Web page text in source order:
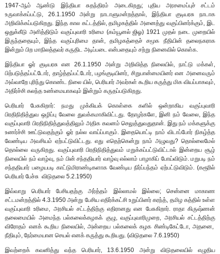
1947-ஆம் ஆண்டு இந்தியா சுதந்திரம் அடைகிறது; புதிய அரசமைப்புச் சட்டம்
உருவாக்கப்பட்டு, 26.1.1950 அன்று நாடாளுமன்றத்தால், இந்தியா குடியரசு நாடாக
அறிவிக்கப்படுகிறது. இந்த கால கட்டத்தில், தமிழகத்தில் அனைத்து வகுப்பினர்க்கும், இட
ஒதுக்கீடு அளித்திடும் வகுப்புவாரி உரிமை (கம்யூனல் ஜிஓ) 1921 முதல் நடை முறையில்
இருந்ததையும், இந்த வகுப்புரிமை தான், தமிழகத்தைச் சமூக நீதியின் தலைநகராக
இன்றும் பிற மாநிலத்தவர் கருதிட அடிப்படை என்பதையும் சற்று நினைவில் கொள்க.
இந்தியா ஓர் குடியரசு என 26.1.1950 அன்று அறிவித்த நிலையில், நாட்டு மக்கள்,
பிற்படுத்தப்பட்டோர், தாழ்த்தப்பட்டோர், பழங்குடியினர், சிறுபான்மையினர் என அனைவரும்
அவ்வாறே புரிந்து கொண்ட நிலை யில், பெரியார் அவர்கள் கூறிய கருத்து மிக வியப்பாகவும்,
அதிர்ச்சி கலந்த உண்மையாகவும் இன்றும் கருதப்படுகிறது.
பெரியார் பேசுகிறார்: நமது முக்கியக் கொள்கை களில் ஒன்றாகிய வகுப்புவாரி
பிரதிநிதித்துவ ஒழிப்பு வேலை துவக்கமாகிவிட்டது. தோழர்களே, இனி நம் வேலை, இந்த
வகுப்புவாரி பிரதிநிதித்துவத்திலும் அதிக கவனம் செலுத்துவதுதான். இது நம் மக்களுக்கு
உணர்ச்சி ஊட்டுவதற்கும் ஓர் நல்ல வாய்ப்பாகும். இதையொட்டி நாம் விடாப்போர் நிகழ்த்த
வேண்டிய அவசியம் ஏற்பட்டுவிட்டது. எது எதெற்கென்று நாம் அழுவது? தொல்லைமேல்
தொல்லை வருகிறது. வகுப்புவாரி பிரதிநிதித்துவம் மறுக்கப்பட்டுவிட்டால் இன்றைய சூழ்
நிலையில் நம் வாழ்வு, நம் பின் சந்ததியார் வாழ்வு எல்லாம் பாழாகிப் போய்விடும். மறுபடி நம்
சந்ததியார் பழையபடி காட்டுமிராண்டிகளாக வேண்டிய நிர்ப்பந்தம் ஏற்பட்டுவிடும். (கரூரில்
பெரியார் பேச்சு விடுதலை 5.2.1950)
இவ்வாறு பெரியார் பேசியதற்கு அர்த்தம் இல்லாமல் இல்லை; சென்னை மாகாண
சட்டமன்றத்தில் 4.3.1950 அன்று பேசிய எதிர்க்கட்சி உறுப்பினர் கரந்த், தமிழ கத்தில் உள்ள
வகுப்புவாரி உரிமை, அரசியல் சட்டத்திற்கு எதிரானது என பேசுகிறார். ராதா கிருஷ்ணன்
தலைமையில் அமைந்த பல்கலைக்கழகக் குழு, வகுப்புவாரிமுறை, அரசியல் சட்டத்திற்கு
விரோதம் எனக் கூறிய நிலையில், அன்றைய பல்கலைக் கழக சிண்டிகேட்டோ, அதனை,
நீதியும், நேர்மையான செயல் எனக் கருத்து கூறியது. (விடுதலை 7.6.1950)
இவற்றைக் கவனித்து வந்த பெரியார், 13.6.1950 அன்று விடுதலையில் எழுதிய